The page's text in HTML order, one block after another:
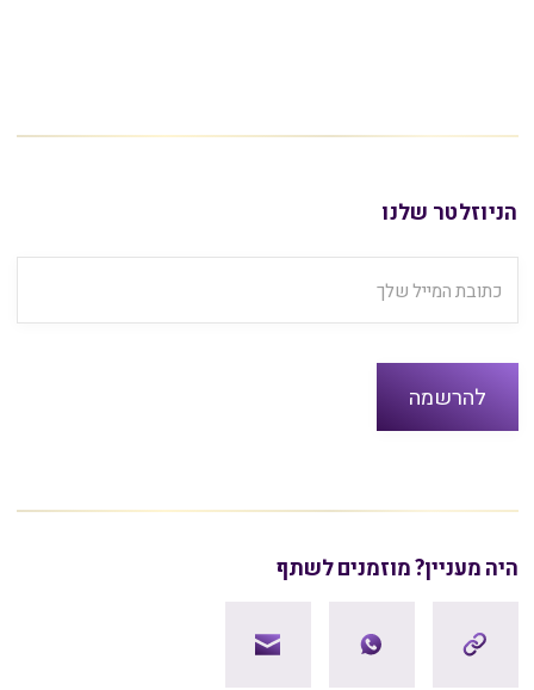
הניוזלטר שלנו
היה מעניין? מוזמנים לשתף